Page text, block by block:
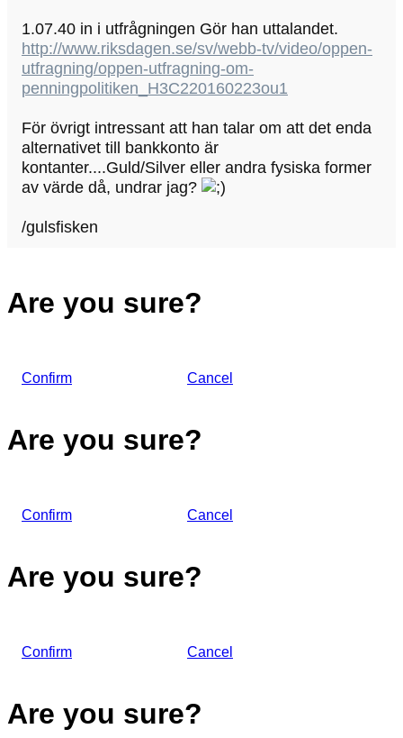
1.07.40 in i utfrågningen Gör han uttalandet.
http://www.riksdagen.se/sv/webb-tv/video/oppen-
utfragning/oppen-utfragning-om-
penningpolitiken_H3C220160223ou1
För övrigt intressant att han talar om att det enda
alternativet till bankkonto är
kontanter....Guld/Silver eller andra fysiska former
av värde då, undrar jag?
/gulsfisken
Are you sure?
Confirm Cancel
Are you sure?
Confirm Cancel
Are you sure?
Confirm Cancel
Are you sure?